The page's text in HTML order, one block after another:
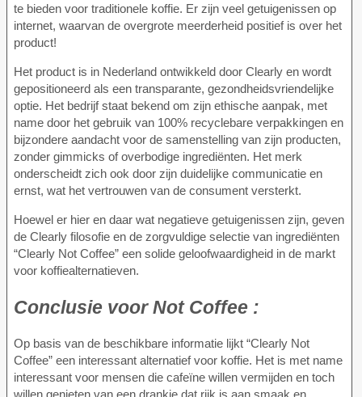
te bieden voor traditionele koffie. Er zijn veel getuigenissen op
internet, waarvan de overgrote meerderheid positief is over het
product!
Het product is in Nederland ontwikkeld door Clearly en wordt
gepositioneerd als een transparante, gezondheidsvriendelijke
optie. Het bedrijf staat bekend om zijn ethische aanpak, met
name door het gebruik van 100% recyclebare verpakkingen en
bijzondere aandacht voor de samenstelling van zijn producten,
zonder gimmicks of overbodige ingrediënten. Het merk
onderscheidt zich ook door zijn duidelijke communicatie en
ernst, wat het vertrouwen van de consument versterkt.
Hoewel er hier en daar wat negatieve getuigenissen zijn, geven
de Clearly filosofie en de zorgvuldige selectie van ingrediënten
“Clearly Not Coffee” een solide geloofwaardigheid in de markt
voor koffiealternatieven.
Conclusie voorNot Coffee :
Op basis van de beschikbare informatie lijkt “Clearly Not
Coffee” een interessant alternatief voor koffie. Het is met name
interessant voor mensen die cafeïne willen vermijden en toch
willen genieten van een drankje dat rijk is aan smaak en